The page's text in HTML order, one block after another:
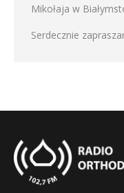
Mikołaja w
Serdecznie